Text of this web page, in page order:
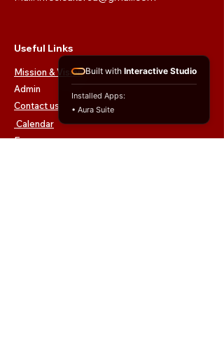
Useful Links
Mission & Vision
Admin
Contact us
Calendar
E
Built with Interactive Studio
Installed Apps:
• Aura Suite